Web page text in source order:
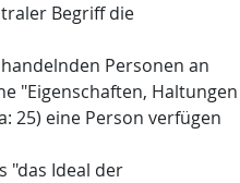
Begriff die
Personen an
"Eigenschaften, Haltungen
25) eine Person verfügen
"das Ideal der